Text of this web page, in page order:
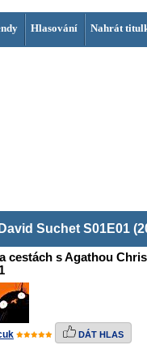
Hlasování Nahrát
Suchet S01E01
cestách s Agathou
DÁT HLAS